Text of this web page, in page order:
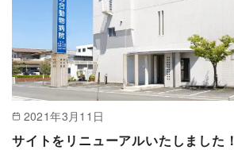
2021年3月11日
サイトをリニューアルいたしました！